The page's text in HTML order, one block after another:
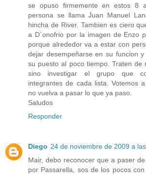
se opuso firmemente en estos 8
persona se llama Juan Manuel
hincha de River. Tambien es ciero
a D´onofrio por la imagen de Enzo
porque alrededor va a estar con
dejar desempeñarse en su funcion
su puesto al poco tiempo. Traten de
sino investigar el grupo que
integrantes de cada lista. Votemos
no vuelva a pasar lo que ya paso.
Saludos
Responder
Diego 24 de noviembre de 2009 a las
Mair, debo reconocer que a paser
por Passarella, sos de los pocos